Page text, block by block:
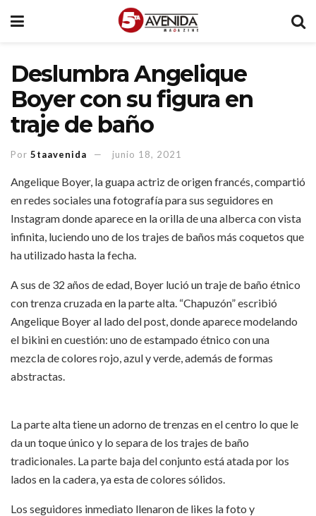
Deslumbra Angelique
Boyer con su figura en
traje de baño
Por 5taavenida junio 18, 2021
Angelique Boyer, la guapa actriz de origen francés, compartió
en redes sociales una fotografía para sus seguidores en
Instagram donde aparece en la orilla de una alberca con vista
infinita, luciendo uno de los trajes de baños más coquetos que
ha utilizado hasta la fecha.
A sus de 32 años de edad, Boyer lució un traje de baño étnico
con trenza cruzada en la parte alta. “Chapuzón” escribió
Angelique Boyer al lado del post, donde aparece modelando
el bikini en cuestión: uno de estampado étnico con una
mezcla de colores rojo, azul y verde, además de formas
abstractas.
La parte alta tiene un adorno de trenzas en el centro lo que le
da un toque único y lo separa de los trajes de baño
tradicionales. La parte baja del conjunto está atada por los
lados en la cadera, ya esta de colores sólidos.
Los seguidores inmediato llenaron de likes la foto y